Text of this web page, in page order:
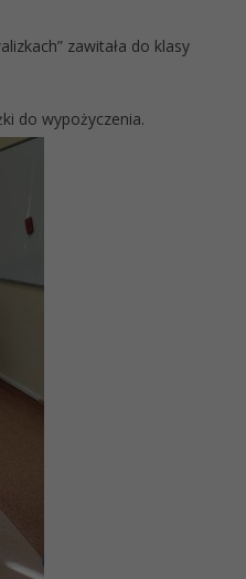
zawitała do klasy
do wypożyczenia.